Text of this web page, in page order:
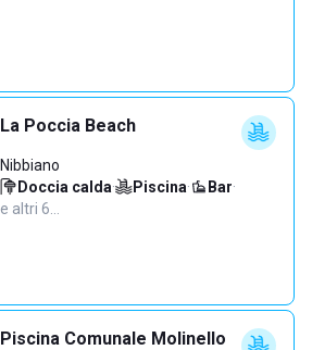
La Poccia Beach
Nibbiano
Doccia calda· Piscina· Bar·
e altri 6…
Piscina Comunale Molinello